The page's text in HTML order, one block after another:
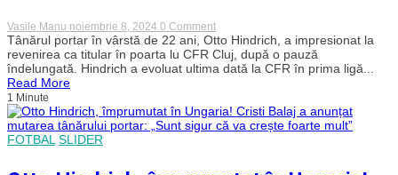
Vasile Manu noiembrie 8, 2024 0 Commenton
Otto
Hindrich
nu
a
revenirea
ca
Tânărul portar în vârstă de 22 ani, Otto Hindrich, a impresionat la
revenirea ca titular în poarta lu CFR Cluj, după o pauză
îndelungată. Hindrich a evoluat ultima dată la CFR în prima ligă...
Read More
1 Minute
FOTBAL SLIDER